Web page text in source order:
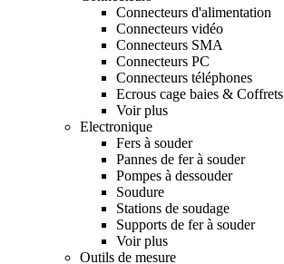
Connecteurs d'alimentation
Connecteurs vidéo
Connecteurs SMA
Connecteurs PC
Connecteurs téléphones
Ecrous cage baies & Coffrets
Voir plus
Electronique
Fers à souder
Pannes de fer à souder
Pompes à dessouder
Soudure
Stations de soudage
Supports de fer à souder
Voir plus
Outils de mesure